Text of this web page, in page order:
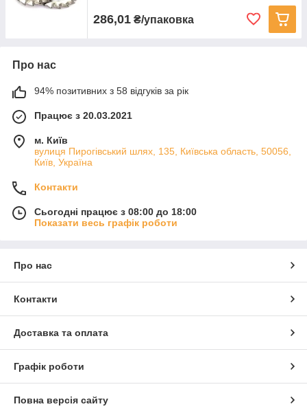
286,01 ₴/упаковка
Про нас
94% позитивних з 58 відгуків за рік
Працює з 20.03.2021
м. Київ
вулиця Пирогівський шлях, 135, Київська область, 50056,
Київ, Україна
Контакти
Сьогодні працює з 08:00 до 18:00
Показати весь графік роботи
Про нас
Контакти
Доставка та оплата
Графік роботи
Повна версія сайту